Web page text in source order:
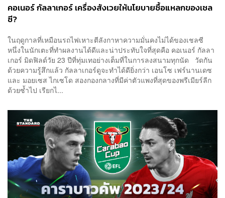
คอเนอร์ กัลลาเกอร์ เครื่องสังเวยให้นโยบายซื้อแหลกของเชล
ซี?
ในฤดูกาลที่เหมือนรถไฟเหาะตีลังกาหาความมั่นคงไม่ได้ของเชลซี
หนึ่งในนักเตะที่ทำผลงานได้ดีและน่าประทับใจที่สุดคือ คอเนอร์ กัลลา
เกอร์ มิดฟิลด์วัย 23 ปีที่ทุ่มเทอย่างเต็มที่ในการลงสนามทุกนัด วัดกัน
ด้วยความรู้สึกแล้ว กัลลาเกอร์ดูจะทำได้ดียิ่งกว่า เอนโซ เฟร์นานเดซ
และ มอยเซส ไกเซโด สองกองกลางที่มีค่าตัวแพงที่สุดของพรีเมียร์ลีก
ด้วยซ้ำไป เรียกไ...